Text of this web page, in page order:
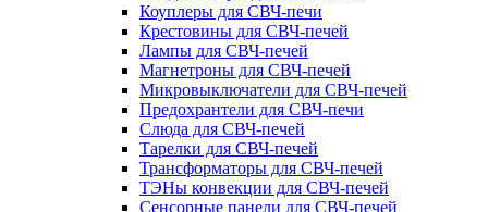
Коуплеры для СВЧ-печи
Крестовины для СВЧ-печей
Лампы для СВЧ-печей
Магнетроны для СВЧ-печей
Микровыключатели для СВЧ-печей
Предохрантели для СВЧ-печи
Слюда для СВЧ-печей
Тарелки для СВЧ-печей
Трансформаторы для СВЧ-печей
ТЭНы конвекции для СВЧ-печей
Сенсорные панели для СВЧ-печей